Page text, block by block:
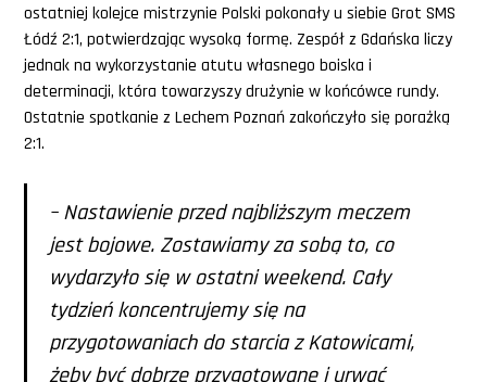
ostatniej kolejce mistrzynie Polski pokonały u siebie Grot SMS
Łódź 2:1, potwierdzając wysoką formę. Zespół z Gdańska liczy
jednak na wykorzystanie atutu własnego boiska i
determinacji, która towarzyszy drużynie w końcówce rundy.
Ostatnie spotkanie z Lechem Poznań zakończyło się porażką
2:1.
– Nastawienie przed najbliższym meczem
jest bojowe. Zostawiamy za sobą to, co
wydarzyło się w ostatni weekend. Cały
tydzień koncentrujemy się na
przygotowaniach do starcia z Katowicami,
żeby być dobrze przygotowane i urwać